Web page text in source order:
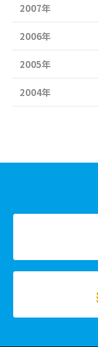
2007年
2006年
2005年
2004年